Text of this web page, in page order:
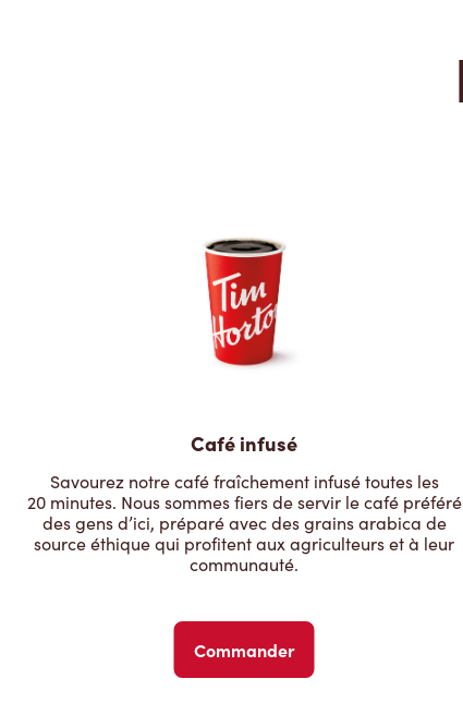
Café infusé
Savourez notre café fraîchement infusé toutes les
20 minutes. Nous sommes fiers de servir le café préféré
des gens d’ici, préparé avec des grains arabica de
source éthique qui profitent aux agriculteurs et à leur
communauté.
Commander